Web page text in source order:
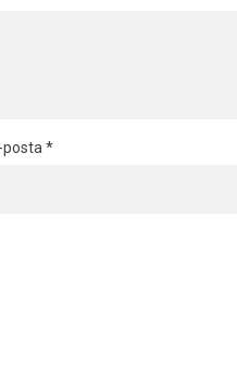
posta*